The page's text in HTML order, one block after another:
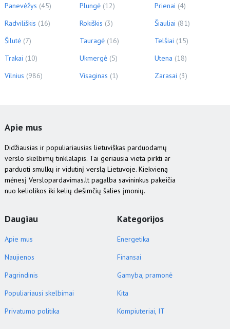
Panevėžys (45) Plungė (12) Prienai (4)
Radviliškis (16) Rokiškis (3) Šiauliai (81)
Šilutė (7) Tauragė (16) Telšiai (15)
Trakai (10) Ukmergė (5) Utena (18)
Vilnius (986) Visaginas (1) Zarasai (3)
Apie mus
Didžiausias ir populiariausias lietuviškas parduodamų
verslo skelbimų tinklalapis. Tai geriausia vieta pirkti ar
parduoti smulkų ir vidutinį verslą Lietuvoje. Kiekvieną
mėnesį Verslopardavimas.lt pagalba savininkus pakeičia
nuo keliolikos iki kelių dešimčių šalies įmonių.
Daugiau
Apie mus
Naujienos
Pagrindinis
Populiariausi skelbimai
Privatumo politika
Kategorijos
Energetika
Finansai
Gamyba, pramonė
Kita
Kompiuteriai, IT